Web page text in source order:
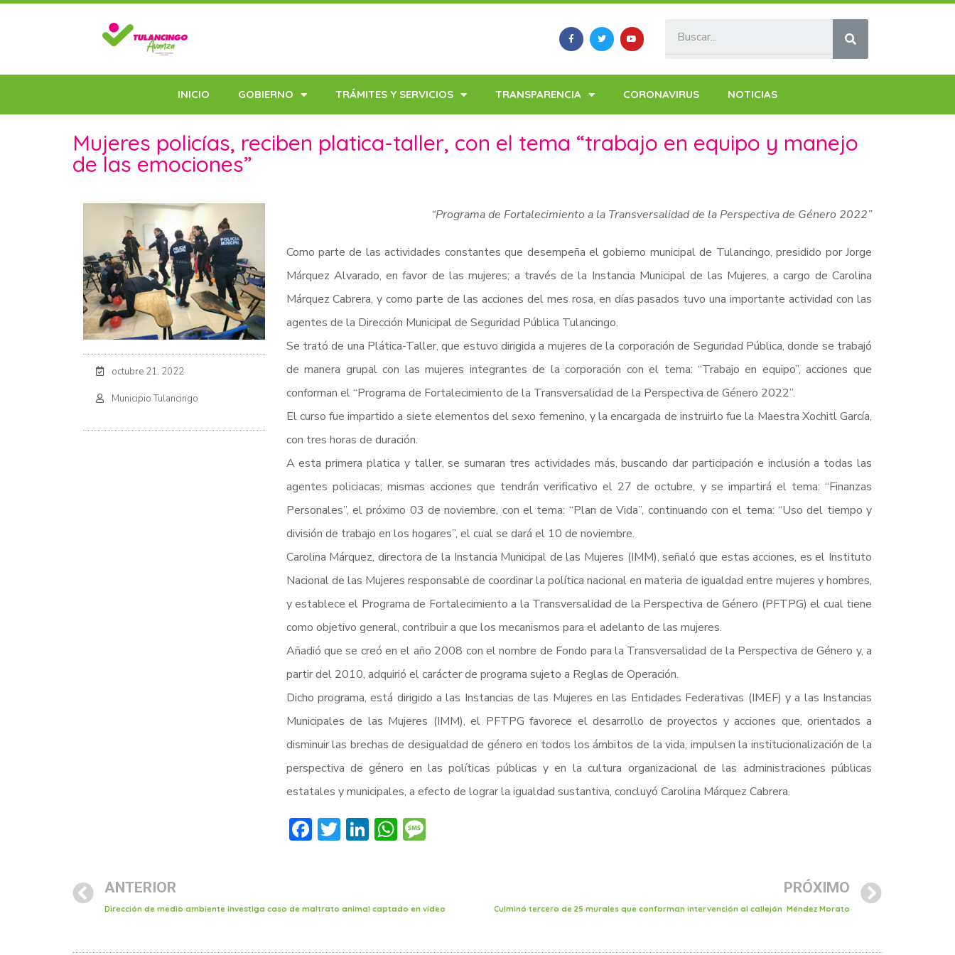
INICIO GOBIERNO TRÁMITES Y SERVICIOS TRANSPARENCIA CORONAVIRUS NOTICIAS
Mujeres policías, reciben platica-taller, con el tema “trabajo en equipo y manejo
de las emociones”
octubre 21, 2022
Municipio Tulancingo
“Programa de Fortalecimiento a la Transversalidad de la Perspectiva de Género 2022”
Como parte de las actividades constantes que desempeña el gobierno municipal de Tulancingo, presidido por Jorge
Márquez Alvarado, en favor de las mujeres; a través de la Instancia Municipal de las Mujeres, a cargo de Carolina
Márquez Cabrera, y como parte de las acciones del mes rosa, en días pasados tuvo una importante actividad con las
agentes de la Dirección Municipal de Seguridad Pública Tulancingo.
Se trató de una Plática-Taller, que estuvo dirigida a mujeres de la corporación de Seguridad Pública, donde se trabajó
de manera grupal con las mujeres integrantes de la corporación con el tema: “Trabajo en equipo”, acciones que
conforman el “Programa de Fortalecimiento de la Transversalidad de la Perspectiva de Género 2022”.
El curso fue impartido a siete elementos del sexo femenino, y la encargada de instruirlo fue la Maestra Xochitl García,
con tres horas de duración.
A esta primera platica y taller, se sumaran tres actividades más, buscando dar participación e inclusión a todas las
agentes policiacas; mismas acciones que tendrán verificativo el 27 de octubre, y se impartirá el tema: “Finanzas
Personales”, el próximo 03 de noviembre, con el tema: “Plan de Vida”, continuando con el tema: “Uso del tiempo y
división de trabajo en los hogares”, el cual se dará el 10 de noviembre.
Carolina Márquez, directora de la Instancia Municipal de las Mujeres (IMM), señaló que estas acciones, es el Instituto
Nacional de las Mujeres responsable de coordinar la política nacional en materia de igualdad entre mujeres y hombres,
y establece el Programa de Fortalecimiento a la Transversalidad de la Perspectiva de Género (PFTPG) el cual tiene
como objetivo general, contribuir a que los mecanismos para el adelanto de las mujeres.
Añadió que se creó en el año 2008 con el nombre de Fondo para la Transversalidad de la Perspectiva de Género y, a
partir del 2010, adquirió el carácter de programa sujeto a Reglas de Operación.
Dicho programa, está dirigido a las Instancias de las Mujeres en las Entidades Federativas (IMEF) y a las Instancias
Municipales de las Mujeres (IMM), el PFTPG favorece el desarrollo de proyectos y acciones que, orientados a
disminuir las brechas de desigualdad de género en todos los ámbitos de la vida, impulsen la institucionalización de la
perspectiva de género en las políticas públicas y en la cultura organizacional de las administraciones públicas
estatales y municipales, a efecto de lograr la igualdad sustantiva, concluyó Carolina Márquez Cabrera.
Facebook
Twitter
LinkedIn
WhatsApp
Message
ANTERIOR
Dirección de medio ambiente investiga caso de maltrato animal captado en video
PRÓXIMO
Culminó tercero de 25 murales que conforman intervención al callejón Méndez Morato